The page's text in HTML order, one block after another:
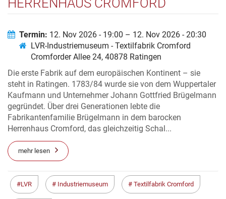
HERRENHAUS CROMFORD
Termin: 12. Nov 2026 - 19:00 – 12. Nov 2026 - 20:30
LVR-Industriemuseum - Textilfabrik Cromford
Cromforder Allee 24, 40878 Ratingen
Die erste Fabrik auf dem europäischen Kontinent – sie
steht in Ratingen. 1783/84 wurde sie von dem Wuppertaler
Kaufmann und Unternehmer Johann Gottfried Brügelmann
gegründet. Über drei Generationen lebte die
Fabrikantenfamilie Brügelmann in dem barocken
Herrenhaus Cromford, das gleichzeitig Schal...
mehr lesen
LVR Industriemuseum Textilfabrik Cromford